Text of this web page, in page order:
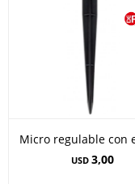
Micro regulable con
USD 3,00